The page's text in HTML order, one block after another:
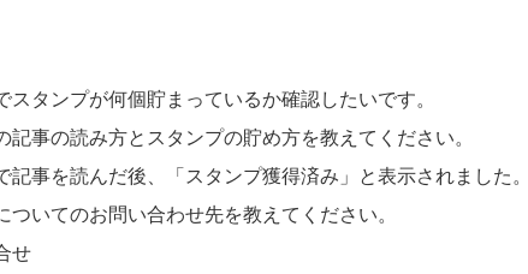
スタンプが何個貯まっているか確認したいです。
記事の読み方とスタンプの貯め方を教えてください。
記事を読んだ後、「スタンプ獲得済み」と表示されました
ついてのお問い合わせ先を教えてください。
せ